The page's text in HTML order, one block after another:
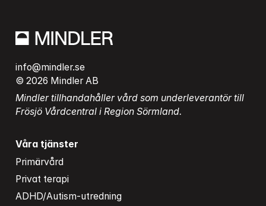
info@mindler.se
© 2026 Mindler AB
Mindler tillhandahåller vård som underleverantör till
Frösjö Vårdcentral i Region Sörmland.
Våra tjänster
Primärvård
Privat terapi
ADHD/Autism-utredning